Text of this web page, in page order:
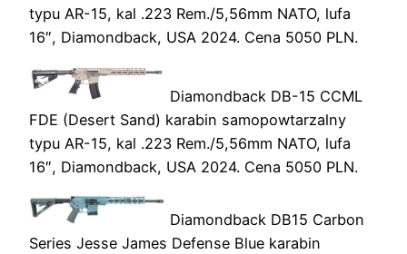
typu AR-15, kal .223 Rem./5,56mm NATO, lufa
16″, Diamondback, USA 2024. Cena 5050 PLN.
Diamondback DB-15 CCML
FDE (Desert Sand) karabin samopowtarzalny
typu AR-15, kal .223 Rem./5,56mm NATO, lufa
16″, Diamondback, USA 2024. Cena 5050 PLN.
Diamondback DB15 Carbon
Series Jesse James Defense Blue karabin